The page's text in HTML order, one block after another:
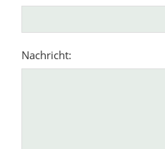
Nachricht: